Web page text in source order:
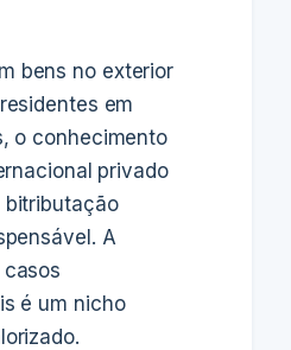
bens no exterior
em
o conhecimento
privado
bitributação
A
é um nicho